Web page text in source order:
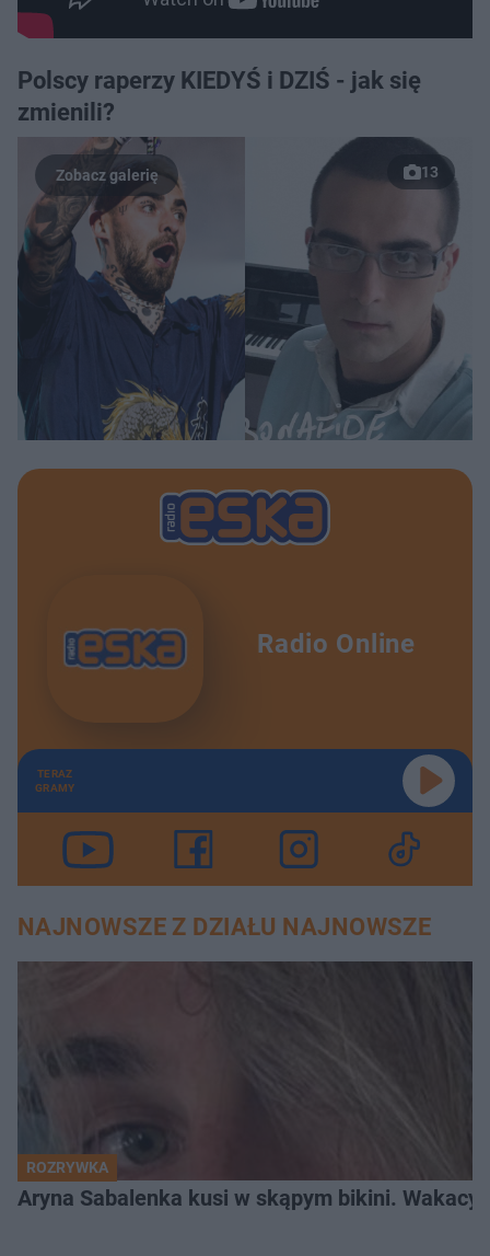
Polscy raperzy KIEDYŚ i DZIŚ - jak się
zmienili?
13
Radio Online
TERAZ
GRAMY
NAJNOWSZE Z DZIAŁU NAJNOWSZE
ROZRYWKA
Aryna Sabalenka kusi w skąpym bikini.